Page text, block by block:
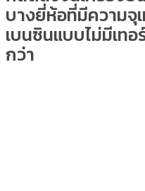
บางยี่ห้อที่มีความจุ
เบนซินแบบไม่มีเท
กว่า